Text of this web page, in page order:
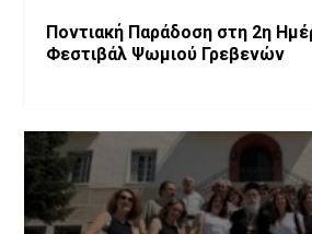
Ποντιακή Παράδοση στη 2η
Φεστιβάλ Ψωμιού Γρεβενών